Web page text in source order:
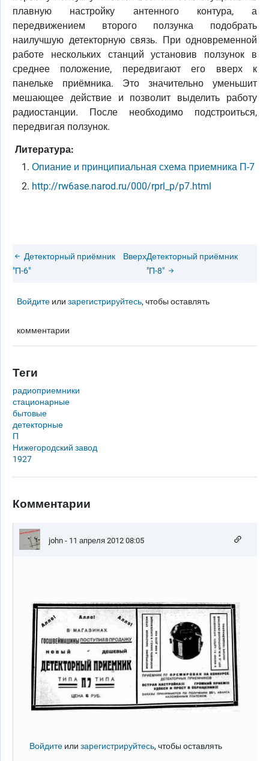
плавную настройку антенного контура, а
передвижением второго ползунка подобрать
наилучшую детекторную связь. При одновременной
работе нескольких станций установив ползунок в
среднее положение, передвигают его вверх к
панельке приёмника. Это значительно уменьшит
мешающее действие и позволит выделить работу
радиостанции. После необходимо подстроиться,
передвигая ползунок.
Литература:
Опиание и принципиальная схема приемника П-7
http://rw6ase.narod.ru/000/rprl_p/p7.html
Детекторный приёмник
"П-6"
ВверхДетекторный приёмник
"П-8"
Войдите илизарегистрируйтесь, чтобы оставлять
комментарии
Теги
радиоприемники
стационарные
бытовые
детекторные
П
Нижегородский завод
1927
Комментарии
john - 11 апреля 2012 08:05
Войдите илизарегистрируйтесь, чтобы оставлять